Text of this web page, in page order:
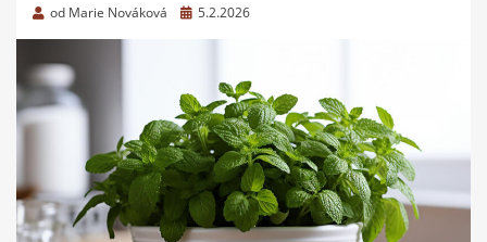
od Marie Nováková
Zveřejněno
5.2.2026